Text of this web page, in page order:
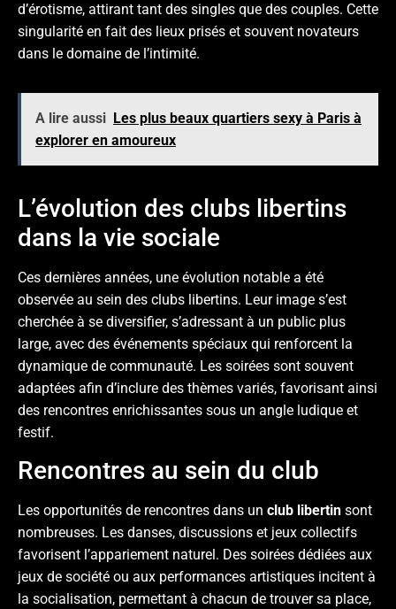
d’érotisme, attirant tant des singles que des couples. Cette
singularité en fait des lieux prisés et souvent novateurs
dans le domaine de l’intimité.
A lire aussi Les plus beaux quartiers sexy à Paris à
explorer en amoureux
L’évolution des clubs libertins
dans la vie sociale
Ces dernières années, une évolution notable a été
observée au sein des clubs libertins. Leur image s’est
cherchée à se diversifier, s’adressant à un public plus
large, avec des événements spéciaux qui renforcent la
dynamique de communauté. Les soirées sont souvent
adaptées afin d’inclure des thèmes variés, favorisant ainsi
des rencontres enrichissantes sous un angle ludique et
festif.
Rencontres au sein du club
Les opportunités de rencontres dans un club libertin sont
nombreuses. Les danses, discussions et jeux collectifs
favorisent l’appariement naturel. Des soirées dédiées aux
jeux de société ou aux performances artistiques incitent à
la socialisation, permettant à chacun de trouver sa place,